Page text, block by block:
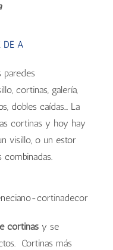
paredes
cortinas, galería,
dobles caídas... La
cortinas y hoy hay
visillo, o un estor
combinadas.
cortinas y se
Cortinas más